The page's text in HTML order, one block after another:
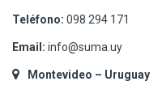
Teléfono: 098 294 171
Email: info@suma.uy
Montevideo – Uruguay